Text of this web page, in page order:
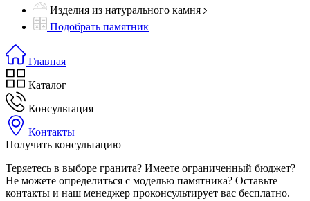
Изделия из натурального камня
Подобрать памятник
Главная
Каталог
Консультация
Контакты
Получить консультацию
Теряетесь в выборе гранита? Имеете ограниченный бюджет?
Не можете определиться с моделью памятника? Оставьте
контакты и наш менеджер проконсультирует вас бесплатно.